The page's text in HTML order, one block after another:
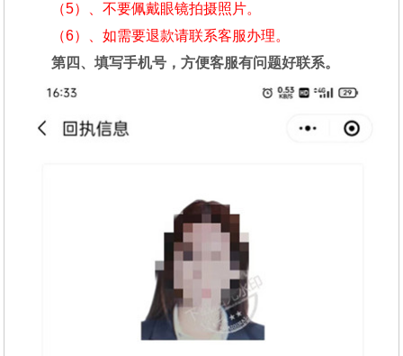
（5）、不要佩戴眼镜拍摄照片。
（6）、如需要退款请联系客服办理。
第四、填写手机号，方便客服有问题好联系。